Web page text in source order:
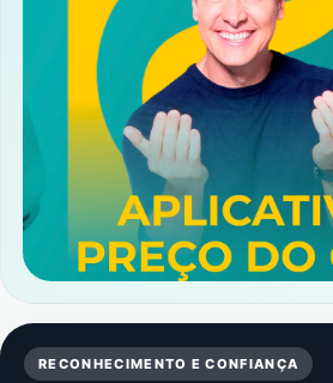
RECONHECIMENTO E CONFIANÇA